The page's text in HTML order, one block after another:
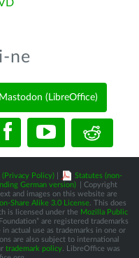
ne
Mastodon (LibreOffice)
(Privacy Policy)
Statutes (non-
German version)
| Copyright
and images on this website are
Share Alike 3.0 License. This does
is licensed under the Mozilla Public
are registered trademarks
actual use as trademarks in one or
are also subject to international
trademark policy. LibreOffice was